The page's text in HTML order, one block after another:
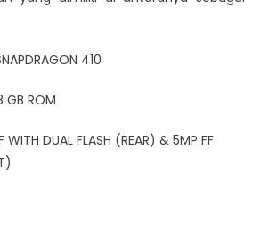
410
GB ROM
WITH DUAL FLASH (REAR) & 5MP FF